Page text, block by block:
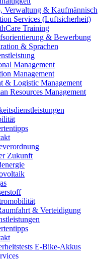
Verwaltung & Kaufmännisch
Services (Luftsicherheit)
Training
& Bewerbung
& Sprachen
Management
Management
& Logistic Management
Resources Management
Zukunft
& Verteidigung
E-Bike-Akkus